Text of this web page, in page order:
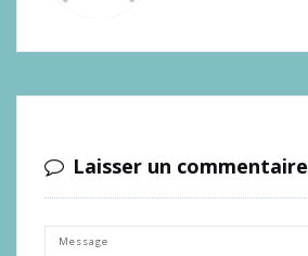
Laisser un commentaire